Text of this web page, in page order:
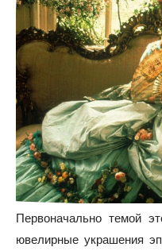
Первоначально темой
ювелирные украшения